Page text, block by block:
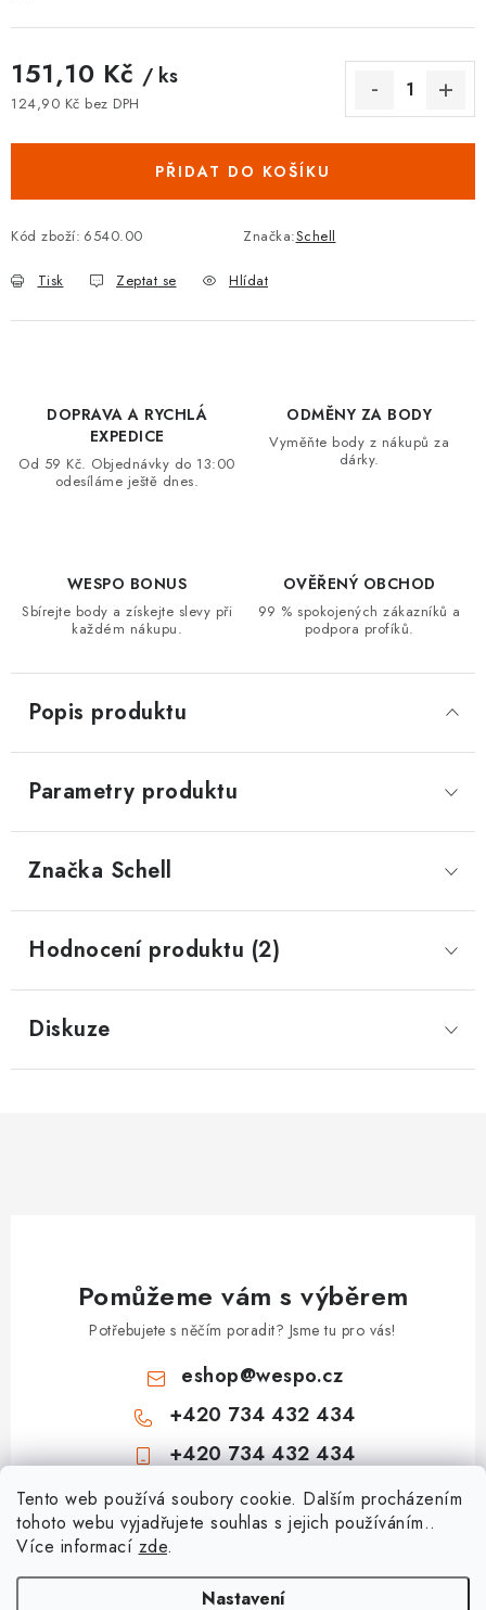
Tento web používá soubory cookie. Dalším procházením
tohoto webu vyjadřujete souhlas s jejich používáním..
Více informací zde.
Nastavení
🚚 STAV OBJEDNÁVKY
VRÁCENÍ ZBOŽÍ A REKLAMACE
MOJE OBJEDNÁVKA
ZNAČKY
Podmínky ochrany osobních údajů
Moje objednávka
151,10 Kč / ks
124,90 Kč bez DPH
PŘIDAT DO KOŠÍKU
Kód zboží: 6540.00 Značka:Schell
Tisk Zeptat se Hlídat
DOPRAVA A RYCHLÁ
EXPEDICE
Od 59 Kč. Objednávky do 13:00
odesíláme ještě dnes.
ODMĚNY ZA BODY
Vyměňte body z nákupů za
dárky.
WESPO BONUS
Sbírejte body a získejte slevy při
každém nákupu.
OVĚŘENÝ OBCHOD
99 % spokojených zákazníků a
podpora profíků.
Popis produktu
Parametry produktu
Značka Schell
Hodnocení produktu (2)
Diskuze
Pomůžeme vám s výběrem
Potřebujete s něčím poradit? Jsme tu pro vás!
eshop@wespo.cz
+420 734 432 434
+420 734 432 434
Informace pro vás